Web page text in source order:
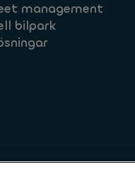
management
bilpark